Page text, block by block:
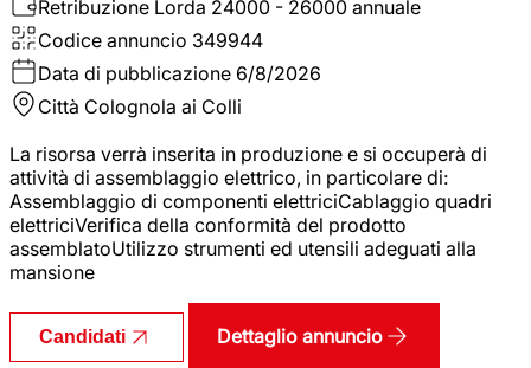
Retribuzione Lorda 24000 - 26000 annuale
Codice annuncio 349944
Data di pubblicazione 6/8/2026
Città Colognola ai Colli
La risorsa verrà inserita in produzione e si occuperà di
attività di assemblaggio elettrico, in particolare di:
Assemblaggio di componenti elettriciCablaggio quadri
elettriciVerifica della conformità del prodotto
assemblatoUtilizzo strumenti ed utensili adeguati alla
mansione
Candidati Dettaglio annuncio